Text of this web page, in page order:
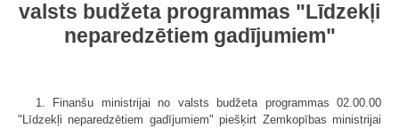
valsts budžeta programmas "Līdzekļi
neparedzētiem gadījumiem"
1. Finanšu ministrijai no valsts budžeta programmas 02.00.00
"Līdzekļi neparedzētiem gadījumiem" piešķirt Zemkopības ministrijai